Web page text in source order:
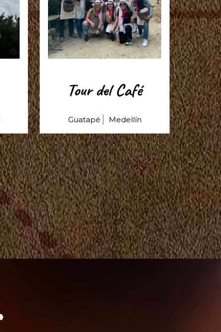
Tour del Café
Guatapé Medellín